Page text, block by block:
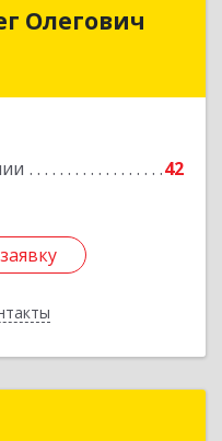
Олегович
42